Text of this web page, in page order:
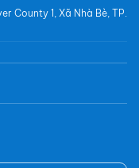
County 1, Xã Nhà Bè, TP.